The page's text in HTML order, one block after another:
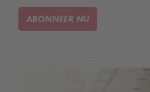
ABONNEER NU